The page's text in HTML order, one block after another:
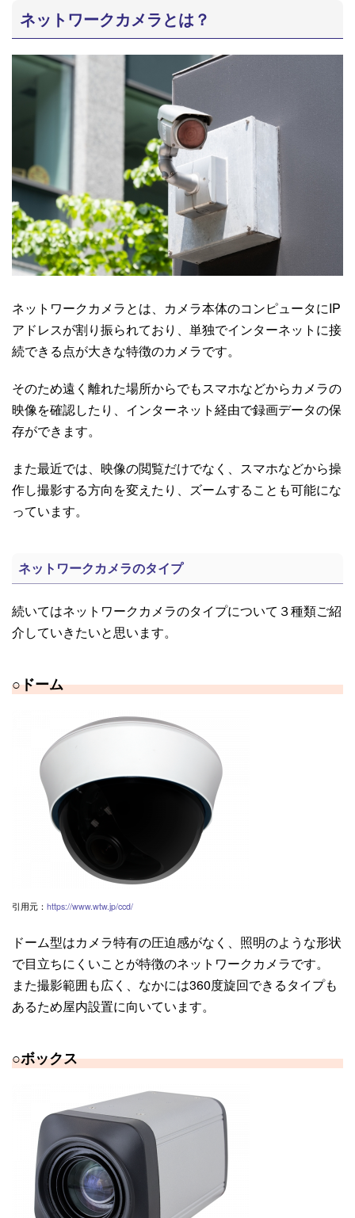
ネットワークカメラとは？
ネットワークカメラとは、カメラ本体のコンピュータにIP
アドレスが割り振られており、単独でインターネットに接
続できる点が大きな特徴のカメラです。
そのため遠く離れた場所からでもスマホなどからカメラの
映像を確認したり、インターネット経由で録画データの保
存ができます。
また最近では、映像の閲覧だけでなく、スマホなどから操
作し撮影する方向を変えたり、ズームすることも可能にな
っています。
ネットワークカメラのタイプ
続いてはネットワークカメラのタイプについて３種類ご紹
介していきたいと思います。
○ドーム
引用元： https://www.wtw.jp/ccd/
ドーム型はカメラ特有の圧迫感がなく、照明のような形状
で目立ちにくいことが特徴のネットワークカメラです。
また撮影範囲も広く、なかには360度旋回できるタイプも
あるため屋内設置に向いています。
○ボックス